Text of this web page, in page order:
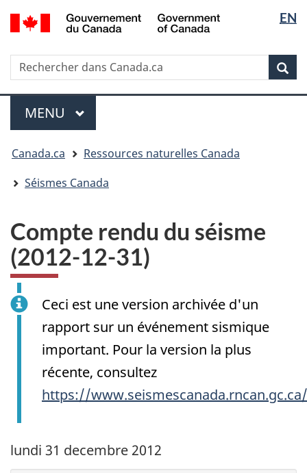
Passer
au
principal
Passer
à
sujet
du
gouvernement »
Passer
à
version
HTML
simplifiée
la
langue
EN
Rechercher
Rechercher
dans
Canada.ca
Menu
MENU PRINCIPAL
êtes
ici
Canada.ca
Ressources naturelles Canada
Séismes Canada
Compte rendu du séisme
(2012-12-31)
Ceci est une version archivée d'un
rapport sur un événement sismique
important. Pour la version la plus
récente, consultez
https://
lundi 31 decembre 2012